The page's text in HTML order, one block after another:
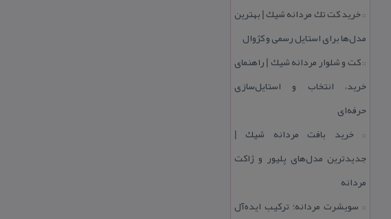
::خرید كت تك مردانه شیك | بهترین
مدل‌ها برای استایل رسمی و كژوال
::كت و شلوار مردانه شیك | راهنمای
خرید، انتخاب و استایل‌سازی
حرفه‌ای
::خرید بافت مردانه شیك |
جدیدترین مدل‌های پلیور و ژاكت
مردانه
:: سویشرت مردانه؛ تركیب ایده‌آل